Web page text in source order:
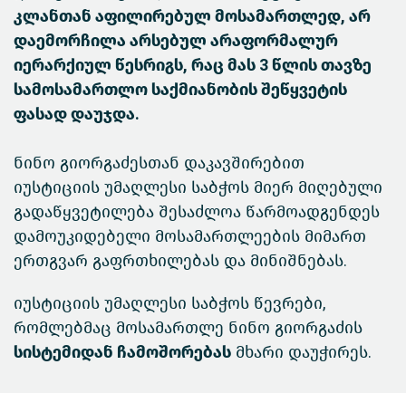
კლანთან აფილირებულ მოსამართლედ, არ
დაემორჩილა არსებულ არაფორმალურ
იერარქიულ წესრიგს, რაც მას 3 წლის თავზე
სამოსამართლო საქმიანობის შეწყვეტის
ფასად დაუჯდა.
ნინო გიორგაძესთან დაკავშირებით
იუსტიციის უმაღლესი საბჭოს მიერ მიღებული
გადაწყვეტილება შესაძლოა წარმოადგენდეს
დამოუკიდებელი მოსამართლეების მიმართ
ერთგვარ გაფრთხილებას და მინიშნებას.
იუსტიციის უმაღლესი საბჭოს წევრები,
რომლებმაც მოსამართლე ნინო გიორგაძის
სისტემიდან ჩამოშორებას მხარი დაუჭირეს.